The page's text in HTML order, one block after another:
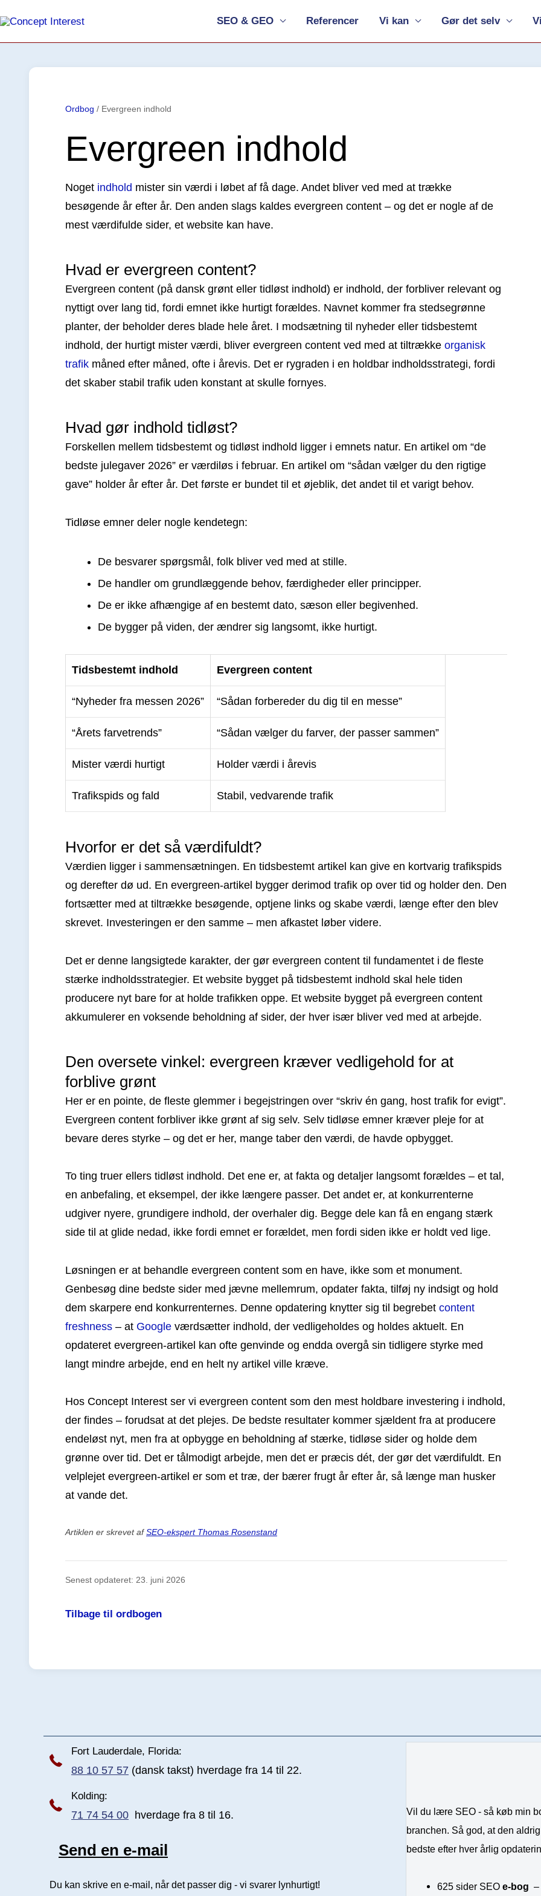
til
indholdet
SEO & GEO Referencer Vi kan Gør det selv
Ordbog / Evergreen indhold
Evergreen indhold
Noget indhold mister sin værdi i løbet af få dage. Andet bliver ved med at trække
besøgende år efter år. Den anden slags kaldes evergreen content – og det er nogle af de
mest værdifulde sider, et website kan have.
Hvad er evergreen content?
Evergreen content (på dansk grønt eller tidløst indhold) er indhold, der forbliver relevant og
nyttigt over lang tid, fordi emnet ikke hurtigt forældes. Navnet kommer fra stedsegrønne
planter, der beholder deres blade hele året. I modsætning til nyheder eller tidsbestemt
indhold, der hurtigt mister værdi, bliver evergreen content ved med at tiltrække organisk
trafik måned efter måned, ofte i årevis. Det er rygraden i en holdbar indholdsstrategi, fordi
det skaber stabil trafik uden konstant at skulle fornyes.
Hvad gør indhold tidløst?
Forskellen mellem tidsbestemt og tidløst indhold ligger i emnets natur. En artikel om “de
bedste julegaver 2026” er værdiløs i februar. En artikel om “sådan vælger du den rigtige
gave” holder år efter år. Det første er bundet til et øjeblik, det andet til et varigt behov.
Tidløse emner deler nogle kendetegn:
De besvarer spørgsmål, folk bliver ved med at stille.
De handler om grundlæggende behov, færdigheder eller principper.
De er ikke afhængige af en bestemt dato, sæson eller begivenhed.
De bygger på viden, der ændrer sig langsomt, ikke hurtigt.
Tidsbestemt indhold Evergreen content
“Nyheder fra messen 2026” “Sådan forbereder du dig til en messe”
“Årets farvetrends” “Sådan vælger du farver, der passer sammen”
Mister værdi hurtigt Holder værdi i årevis
Trafikspids og fald Stabil, vedvarende trafik
Hvorfor er det så værdifuldt?
Værdien ligger i sammensætningen. En tidsbestemt artikel kan give en kortvarig trafikspids
og derefter dø ud. En evergreen-artikel bygger derimod trafik op over tid og holder den. Den
fortsætter med at tiltrække besøgende, optjene links og skabe værdi, længe efter den blev
skrevet. Investeringen er den samme – men afkastet løber videre.
Det er denne langsigtede karakter, der gør evergreen content til fundamentet i de fleste
stærke indholdsstrategier. Et website bygget på tidsbestemt indhold skal hele tiden
producere nyt bare for at holde trafikken oppe. Et website bygget på evergreen content
akkumulerer en voksende beholdning af sider, der hver især bliver ved med at arbejde.
Den oversete vinkel: evergreen kræver vedligehold for at
forblive grønt
Her er en pointe, de fleste glemmer i begejstringen over “skriv én gang, host trafik for evigt”.
Evergreen content forbliver ikke grønt af sig selv. Selv tidløse emner kræver pleje for at
bevare deres styrke – og det er her, mange taber den værdi, de havde opbygget.
To ting truer ellers tidløst indhold. Det ene er, at fakta og detaljer langsomt forældes – et tal,
en anbefaling, et eksempel, der ikke længere passer. Det andet er, at konkurrenterne
udgiver nyere, grundigere indhold, der overhaler dig. Begge dele kan få en engang stærk
side til at glide nedad, ikke fordi emnet er forældet, men fordi siden ikke er holdt ved lige.
Løsningen er at behandle evergreen content som en have, ikke som et monument.
Genbesøg dine bedste sider med jævne mellemrum, opdater fakta, tilføj ny indsigt og hold
dem skarpere end konkurrenternes. Denne opdatering knytter sig til begrebet content
freshness – at Google værdsætter indhold, der vedligeholdes og holdes aktuelt. En
opdateret evergreen-artikel kan ofte genvinde og endda overgå sin tidligere styrke med
langt mindre arbejde, end en helt ny artikel ville kræve.
Hos Concept Interest ser vi evergreen content som den mest holdbare investering i indhold,
der findes – forudsat at det plejes. De bedste resultater kommer sjældent fra at producere
endeløst nyt, men fra at opbygge en beholdning af stærke, tidløse sider og holde dem
grønne over tid. Det er tålmodigt arbejde, men det er præcis dét, der gør det værdifuldt. En
velplejet evergreen-artikel er som et træ, der bærer frugt år efter år, så længe man husker
at vande det.
Artiklen er skrevet afSEO-ekspert Thomas Rosenstand
Senest opdateret: 23. juni 2026
Tilbage til ordbogen
Fort Lauderdale, Florida:
88 10 57 57 (dansk takst) hverdage fra 14 til 22.
Kolding:
71 74 54 00 hverdage fra 8 til 16.
Send e-mail
Send en e-mail
Du kan skrive en e-mail, når det passer dig - vi svarer lynhurtigt!
Vil du lære SEO - så køb min
branchen. Så god, at den
bedste efter hver årlig
625 sider SEO e-bog –